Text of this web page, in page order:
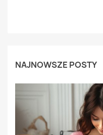
NAJNOWSZE POSTY